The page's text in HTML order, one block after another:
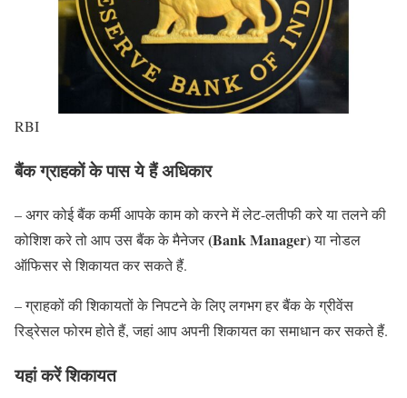
RBI
बैंक ग्राहकों के पास ये हैं अधिकार
– अगर कोई बैंक कर्मी आपके काम को करने में लेट-लतीफी करे या तलने की
कोशिश करे तो आप उस बैंक के मैनेजर(Bank Manager)या नोडल
ऑफिसर से शिकायत कर सकते हैं.
– ग्राहकों की श‍िकायतों के निपटने के लिए लगभग हर बैंक के ग्रीवेंस
रिड्रेसल फोरम होते हैं, जहां आप अपनी शिकायत का समाधान कर सकते हैं.
यहां करें शिकायत